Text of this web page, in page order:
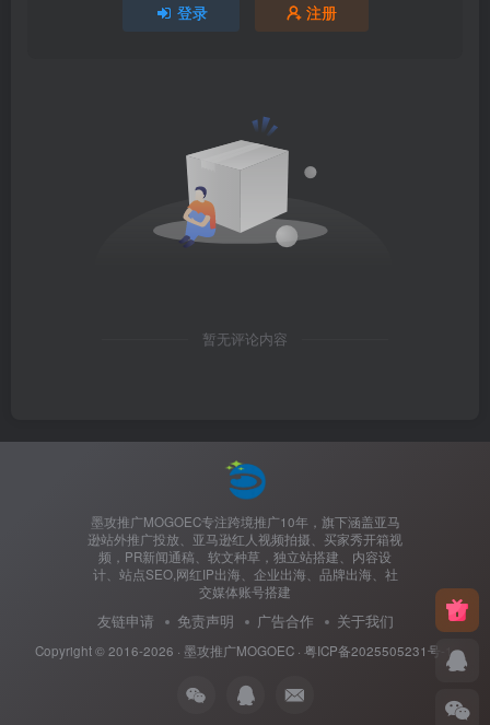
登录 注册
暂无评论内容
墨攻推广MOGOEC专注跨境推广10年，旗下涵盖亚马
逊站外推广投放、亚马逊红人视频拍摄、买家秀开箱视
频，PR新闻通稿、软文种草，独立站搭建、内容设
计、站点SEO,网红IP出海、企业出海、品牌出海、社
交媒体账号搭建
友链申请 免责声明 广告合作 关于我们
Copyright © 2016-2026 · 墨攻推广MOGOEC· 粤ICP备2025505231号-1.